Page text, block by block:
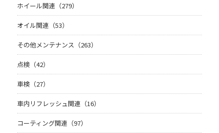
ホイール関連（279）
オイル関連（53）
その他メンテナンス（263）
点検（42）
車検（27）
車内リフレッシュ関連（16）
コーティング関連（97）